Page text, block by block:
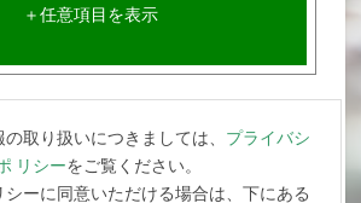
＋任意項目を表示
取り扱いにつきましては、 プライバシ
リシーをご覧ください。
シーに同意いただける場合は、下にある